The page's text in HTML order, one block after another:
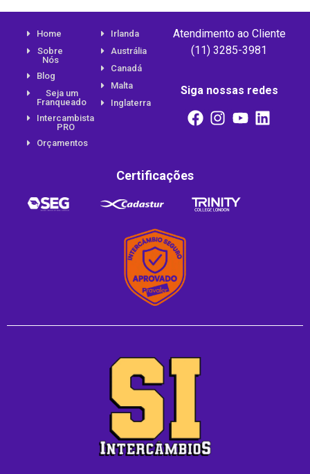
Home
Sobre
Nós
Blog
Seja um
Franqueado
Intercambista
PRO
Orçamentos
Irlanda
Austrália
Canadá
Malta
Inglaterra
Atendimento ao Cliente
(11) 3285-3981
Siga nossas redes
Certificações